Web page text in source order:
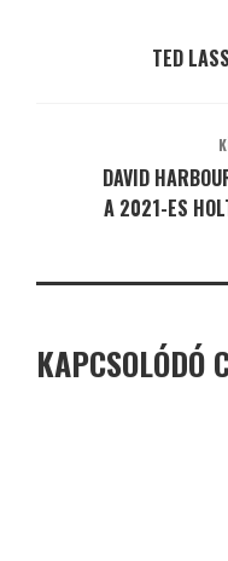
TED
DAVID
A 2021-ES
KAPCSOLÓDÓ